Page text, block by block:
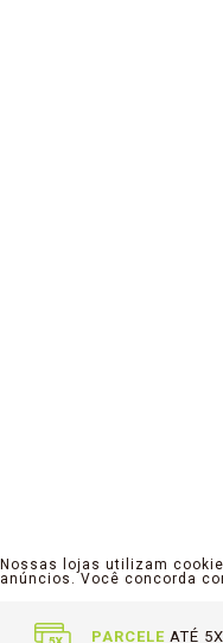
PARCELEATÉ 5X
Nossas lojas utilizam
anúncios. Você concorda